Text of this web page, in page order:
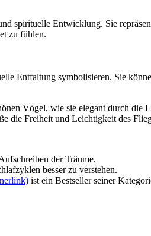
spirituelle Entwicklung. Sie
zu fühlen.
Entfaltung symbolisieren. Sie
Vögel, wie sie elegant durch die
die Freiheit und Leichtigkeit des
der Träume.
besser zu verstehen.
ist ein Bestseller seiner